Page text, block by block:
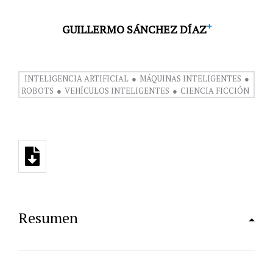
GUILLERMO SÁNCHEZ DÍAZ+
INTELIGENCIA ARTIFICIAL
MÁQUINAS INTELIGENTES
ROBOTS
VEHÍCULOS INTELIGENTES CIENCIA FICCIÓN
Resumen